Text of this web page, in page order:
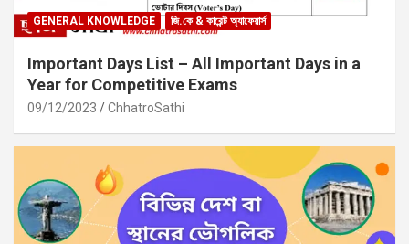
GENERAL KNOWLEDGE জি.কে & কারেন্ট অ্যাফেয়ার্স
Important Days List – All Important Days in a
Year for Competitive Exams
09/12/2023 ChhatroSathi